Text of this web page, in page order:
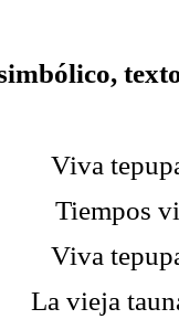
Viva
Tiempos
Viva
La vieja